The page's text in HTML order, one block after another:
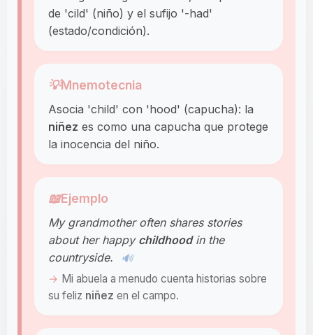
de 'cild' (niño) y el sufijo '-had'
(estado/condición).
💡Mnemotecnia
Asocia 'child' con 'hood' (capucha): la
niñez es como una capucha que protege
la inocencia del niño.
📖Ejemplo
My grandmother often shares stories
about her happy childhoodin the
countryside.
🔊
Mi abuela a menudo cuenta historias sobre
su feliz niñez en el campo.